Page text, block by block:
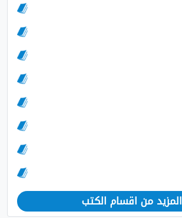
المزيد من اقسام الكتب